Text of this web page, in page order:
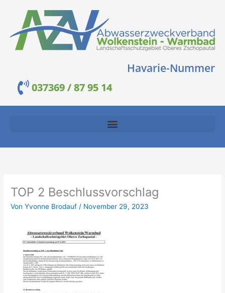
springen
Havarie-Nummer
037369 / 87 95 14
TOP 2 Beschlussvorschlag
VonYvonne Brodauf / November 29, 2023